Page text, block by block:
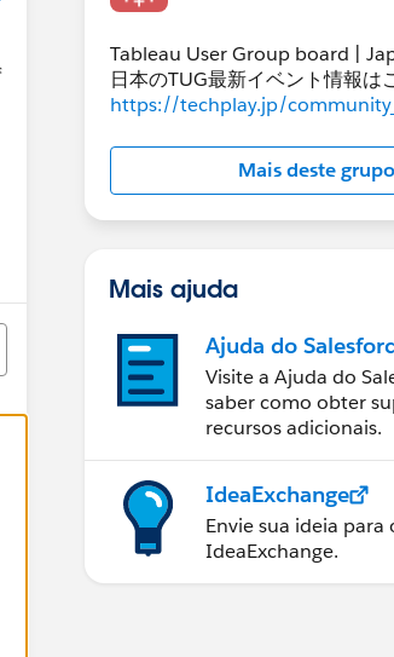
Tableau User Group board |
日本のTUG最新イベント情報は
https://techplay.jp/
Mais deste grupo
Mais ajuda
Ajuda do
Visite a Ajuda do
saber como obter
recursos adicionais.
IdeaExchange
Envie sua ideia para
IdeaExchange.